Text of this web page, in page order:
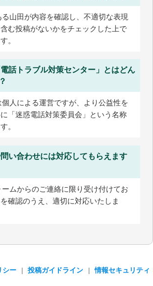
山田が内容を確認し、不適切な表現
む投稿がないかをチェックした上で
。
話トラブル対策センター」とはどん
人による運営ですが、より公益性を
「迷惑電話対策委員会」という名称
。
い合わせには対応してもらえます
ムからのご連絡に限り受け付けてお
確認のうえ、適切に対応いたしま
シー | 投稿ガイドライン |
情報セキュリティ